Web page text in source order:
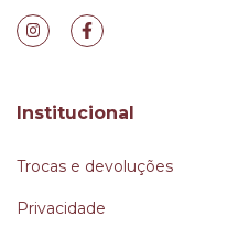
Institucional
Trocas e devoluções
Privacidade